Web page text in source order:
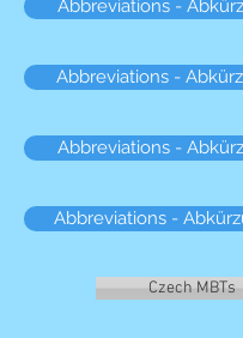
Abbreviations -
Abbreviations -
Abbreviations -
Abbreviations -
Czech MBTs